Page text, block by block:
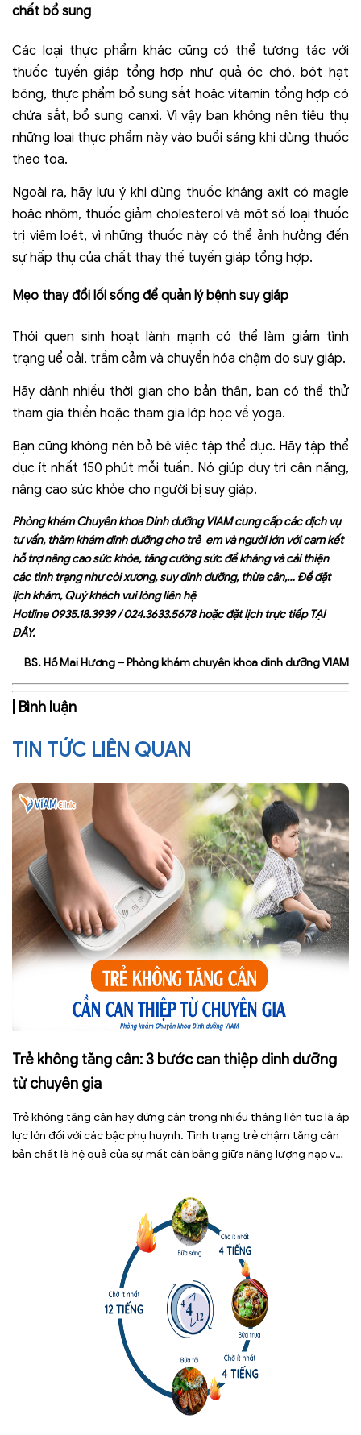
chất bổ sung
Các loại thực phẩm khác cũng có thể tương tác với
thuốc tuyến giáp tổng hợp như quả óc chó, bột hạt
bông, thực phẩm bổ sung sắt hoặc vitamin tổng hợp có
chứa sắt, bổ sung canxi. Vì vậy bạn không nên tiêu thụ
những loại thực phẩm này vào buổi sáng khi dùng thuốc
theo toa.
Ngoài ra, hãy lưu ý khi dùng thuốc kháng axit có magie
hoặc nhôm, thuốc giảm cholesterol và một số loại thuốc
trị viêm loét, vì những thuốc này có thể ảnh hưởng đến
sự hấp thụ của chất thay thế tuyến giáp tổng hợp.
Mẹo thay đổi lối sống để quản lý bệnh suy giáp
Thói quen sinh hoạt lành mạnh có thể làm giảm tình
trạng uể oải, trầm cảm và chuyển hóa chậm do suy giáp.
Hãy dành nhiều thời gian cho bản thân, bạn có thể thử
tham gia thiền hoặc tham gia lớp học về yoga.
Bạn cũng không nên bỏ bê việc tập thể dục. Hãy tập thể
dục ít nhất 150 phút mỗi tuần. Nó giúp duy trì cân nặng,
nâng cao sức khỏe cho người bị suy giáp.
Phòng khám Chuyên khoa Dinh dưỡng VIAM cung cấp các dịch vụ
tư vấn, thăm khám dinh dưỡng cho trẻ em và người lớn với cam kết
hỗ trợ nâng cao sức khỏe, tăng cường sức đề kháng và cải thiện
các tình trạng như còi xương, suy dinh dưỡng, thừa cân,… Để đặt
lịch khám, Quý khách vui lòng liên hệ
Hotline0935.18.3939/024.3633.5678hoặc đặt lịch trực tiếpTẠI
ĐÂY.
BS. Hồ Mai Hương – Phòng khám chuyên khoa dinh dưỡng VIAM
| Bình luận
TIN TỨC LIÊN QUAN
Trẻ không tăng cân: 3 bước can thiệp dinh dưỡng
từ chuyên gia
Trẻ không tăng cân hay đứng cân trong nhiều tháng liên tục là áp
lực lớn đối với các bậc phụ huynh. Tình trạng trẻ chậm tăng cân
bản chất là hệ quả của sự mất cân bằng giữa năng lượng nạp vào